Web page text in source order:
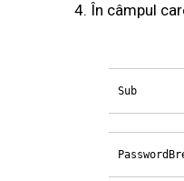
În câmpul
Sub